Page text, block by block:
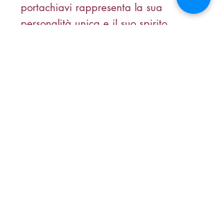
portachiavi rappresenta la sua
personalità unica e il suo spirito